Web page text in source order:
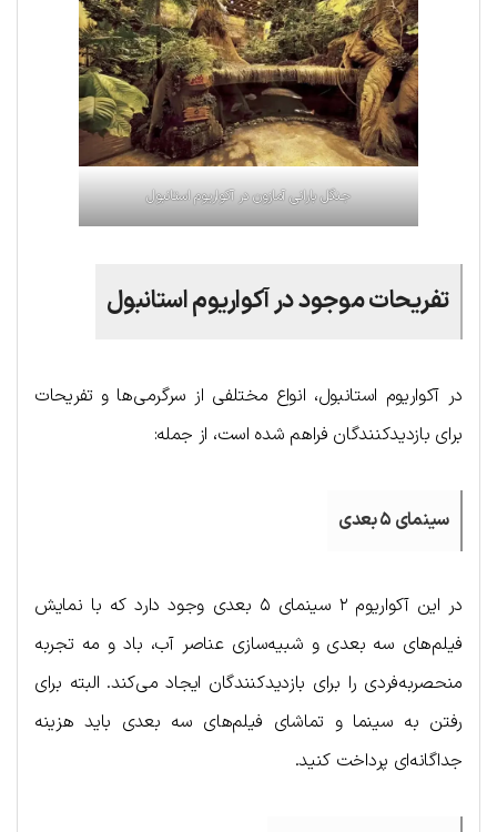
جنگل بارانی آمازون در آکوا‌ریوم استا‌نبول
تفریحات موجود در آکواریوم استانبول
در آکواریوم استانبول، انواع مختلفی از سرگرمی‌ها و تفریحات
برای بازدیدکنندگان فراهم شده است، از جمله:
سینمای ۵ بعدی
در این آکواریوم ۲ سینمای ۵ بعدی وجود دارد که با نمایش
فیلم‌های سه بعدی و شبیه‌سازی عناصر آب، باد و مه تجربه
منحصربه‌فردی را برای بازدیدکنندگان ایجاد می‌کند. البته برای
رفتن به سینما و تماشای فیلم‌های سه بعدی باید هزینه
جداگانه‌ای پرداخت کنید.